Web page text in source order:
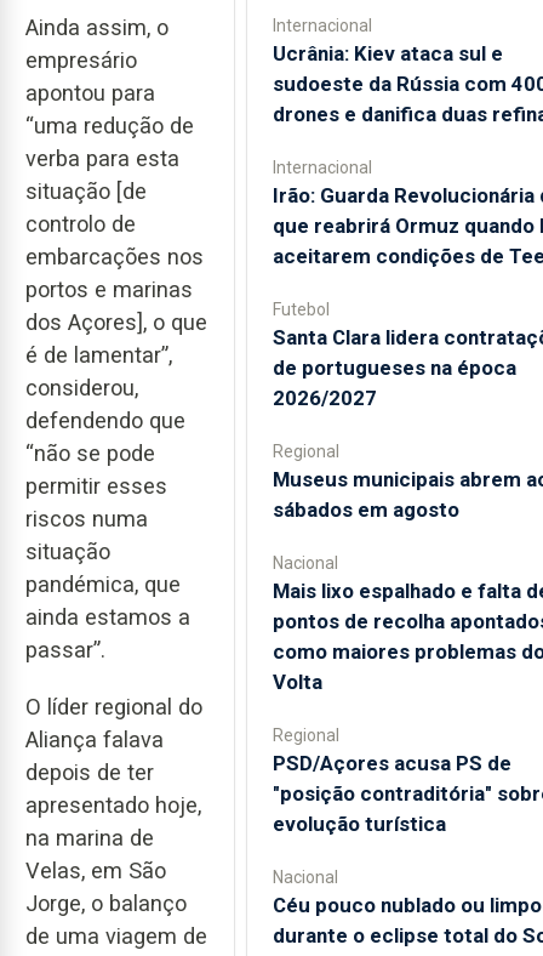
Ainda assim, o
empresário
apontou para
“uma redução de
verba para esta
situação [de
controlo de
embarcações nos
portos e marinas
dos Açores], o que
é de lamentar”,
considerou,
defendendo que
“não se pode
permitir esses
riscos numa
situação
pandémica, que
ainda estamos a
passar”.
O líder regional do
Aliança falava
depois de ter
apresentado hoje,
na marina de
Velas, em São
Jorge, o balanço
de uma viagem de
Internacional
Ucrânia: Kiev ataca sul e
sudoeste da Rússia com
drones e danifica duas
Internacional
Irão: Guarda Revolucionária
que reabrirá Ormuz quando
aceitarem condições de
Futebol
Santa Clara lidera
de portugueses na época
2026/2027
Regional
Museus municipais abrem
sábados em agosto
Nacional
Mais lixo espalhado e falta
pontos de recolha
como maiores problemas
Volta
Regional
PSD/Açores acusa PS de
"posição contraditória"
evolução turística
Nacional
Céu pouco nublado ou limpo
durante o eclipse total do